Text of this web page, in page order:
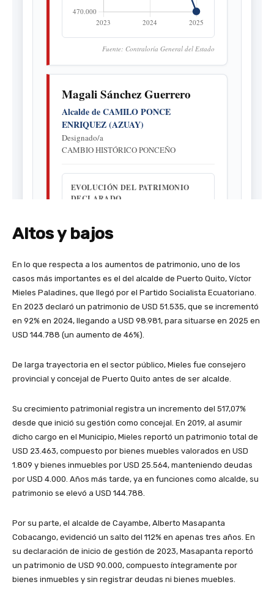
Altos y bajos
En lo que respecta a los aumentos de patrimonio, uno de los
casos más importantes es el del alcalde de Puerto Quito, Víctor
Mieles Paladines, que llegó por el Partido Socialista Ecuatoriano.
En 2023 declaró un patrimonio de USD 51.535, que se incrementó
en 92% en 2024, llegando a USD 98.981, para situarse en 2025 en
USD 144.788 (un aumento de 46%).
De larga trayectoria en el sector público, Mieles fue consejero
provincial y concejal de Puerto Quito antes de ser alcalde.
Su crecimiento patrimonial registra un incremento del 517,07%
desde que inició su gestión como concejal. En 2019, al asumir
dicho cargo en el Municipio, Mieles reportó un patrimonio total de
USD 23.463, compuesto por bienes muebles valorados en USD
1.809 y bienes inmuebles por USD 25.564, manteniendo deudas
por USD 4.000. Años más tarde, ya en funciones como alcalde, su
patrimonio se elevó a USD 144.788.
Por su parte, el alcalde de Cayambe, Alberto Masapanta
Cobacango, evidenció un salto del 112% en apenas tres años. En
su declaración de inicio de gestión de 2023, Masapanta reportó
un patrimonio de USD 90.000, compuesto íntegramente por
bienes inmuebles y sin registrar deudas ni bienes muebles.